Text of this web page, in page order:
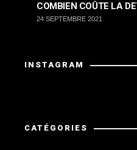
COMBIEN COÛTE LA
24 SEPTEMBRE 2021
INSTAGRAM
CATÉGORIES